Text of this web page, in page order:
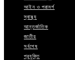
আইন ও পরামর্শ
স্বাস্থ্য
আন্তর্জাতিক
জাতীয়
সর্বশেষ
প্রযুক্তি